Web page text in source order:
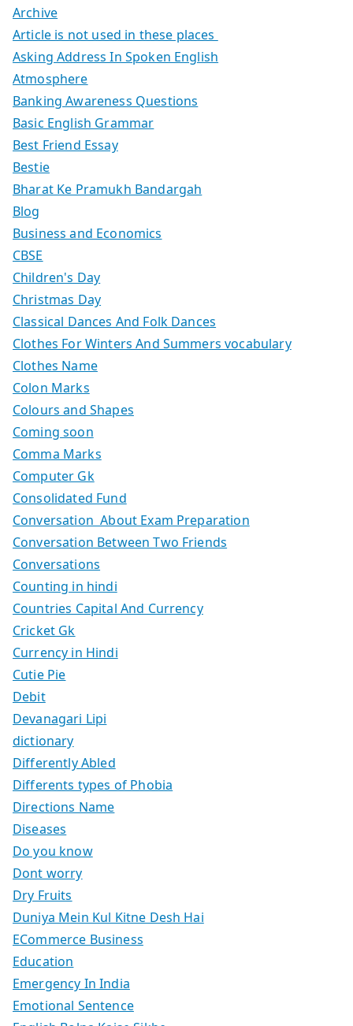
Archive
Article is not used in these places
Asking Address In Spoken English
Atmosphere
Banking Awareness Questions
Basic English Grammar
Best Friend Essay
Bestie
Bharat Ke Pramukh Bandargah
Blog
Business and Economics
CBSE
Children's Day
Christmas Day
Classical Dances And Folk Dances
Clothes For Winters And Summers vocabulary
Clothes Name
Colon Marks
Colours and Shapes
Coming soon
Comma Marks
Computer Gk
Consolidated Fund
Conversation About Exam Preparation
Conversation Between Two Friends
Conversations
Counting in hindi
Countries Capital And Currency
Cricket Gk
Currency in Hindi
Cutie Pie
Debit
Devanagari Lipi
dictionary
Differently Abled
Differents types of Phobia
Directions Name
Diseases
Do you know
Dont worry
Dry Fruits
Duniya Mein Kul Kitne Desh Hai
ECommerce Business
Education
Emergency In India
Emotional Sentence